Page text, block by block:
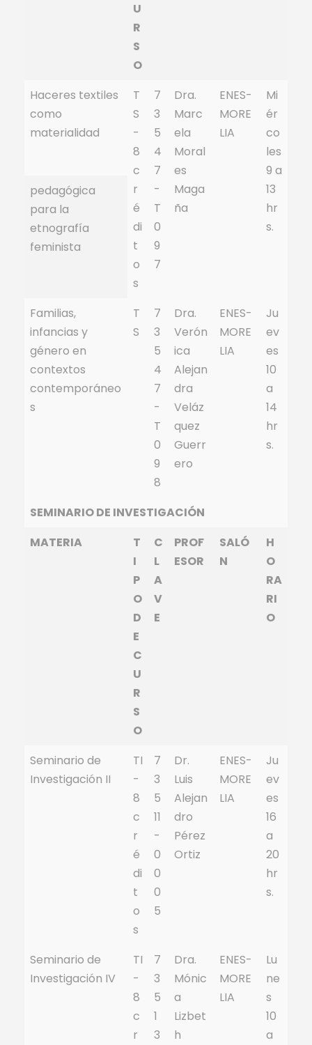
U
R
S
O
Haceres textiles
como
materialidad
T
S
-
8
c
r
é
di
t
o
s
7
3
5
4
7
-
T
0
9
7
Dra.
Marc
ela
Moral
es
Maga
ña
ENES-
MORE
LIA
Mi
ér
co
les
9 a
13
hr
s.
pedagógica
para la
etnografía
feminista
Familias,
infancias y
género en
contextos
contemporáneo
s
T
S
7
3
5
4
7
-
T
0
9
8
Dra.
Verón
ica
Alejan
dra
Veláz
quez
Guerr
ero
ENES-
MORE
LIA
Ju
ev
es
10
a
14
hr
s.
SEMINARIO DE INVESTIGACIÓN
MATERIA
T
I
P
O
D
E
C
U
R
S
O
C
L
A
V
E
PROF
ESOR
SALÓ
N
H
O
RA
RI
O
Seminario de
Investigación II
TI
-
8
c
r
é
di
t
o
s
7
3
5
11
-
0
0
0
5
Dr.
Luis
Alejan
dro
Pérez
Ortiz
ENES-
MORE
LIA
Ju
ev
es
16
a
20
hr
s.
Seminario de
Investigación IV
TI
-
8
c
r
7
3
5
1
3
Dra.
Mónic
a
Lizbet
h
ENES-
MORE
LIA
Lu
ne
s
10
a